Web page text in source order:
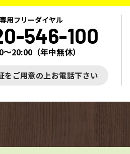
用フリーダイヤル
546-100
～20:00 （年中無休）
をご用意の上お電話下さい